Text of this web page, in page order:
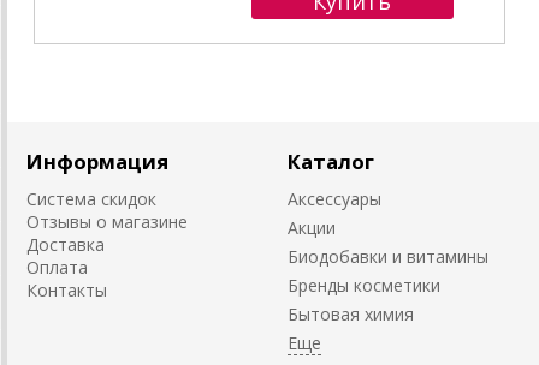
Информация
Система скидок
Отзывы о магазине
Доставка
Оплата
Контакты
Каталог
Аксессуары
Акции
Биодобавки и витамины
Бренды косметики
Бытовая химия